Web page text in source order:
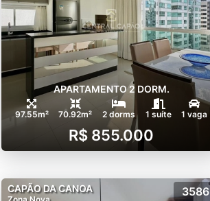
APARTAMENTO 2 DORM.
97.55m² 70.92m² 2 dorms 1 suíte 1 vaga
R$ 855.000
CAPÃO DA CANOA 3586